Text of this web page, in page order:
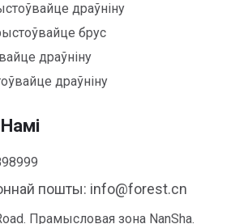
драўніну
брус
драўніну
драўніну
пошты: info@forest.cn
Прамысловая зона NanSha.